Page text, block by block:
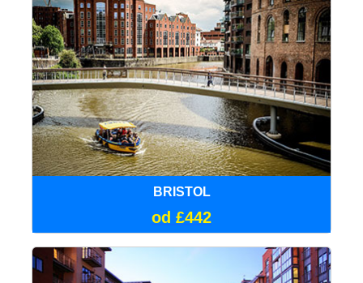
BRISTOL
od £442